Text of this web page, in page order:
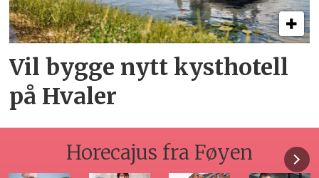
Vil bygge nytt kysthotell
på Hvaler
Horecajus fra Føyen